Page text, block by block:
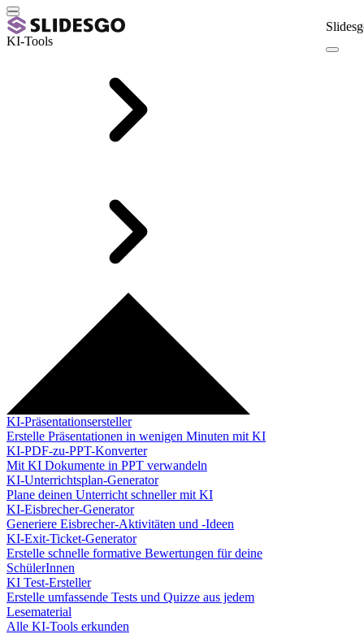
KI-Tools
KI-Präsentationsersteller
Erstelle Präsentationen in wenigen Minuten mit KI
KI-PDF-zu-PPT-Konverter
Mit KI Dokumente in PPT verwandeln
KI-Unterrichtsplan-Generator
Plane deinen Unterricht schneller mit KI
KI-Eisbrecher-Generator
Generiere Eisbrecher-Aktivitäten und -Ideen
KI-Exit-Ticket-Generator
Erstelle schnelle formative Bewertungen für deine
SchülerInnen
KI Test-Ersteller
Erstelle umfassende Tests und Quizze aus jedem
Lesematerial
Alle KI-Tools erkunden